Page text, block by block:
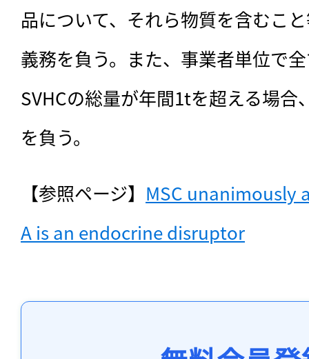
品について、それら物質を含むこ
義務を負う。また、事業者単位で
SVHCの総量が年間1tを超える場合
を負う。
【参照ページ】 MSC unanimously
A is an endocrine disruptor